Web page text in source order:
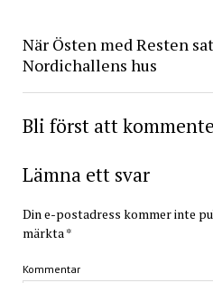
När Östen med Resten
Nordichallens hus
Bli först att
Lämna ett svar
Din e-postadress kommer inte
märkta*
Kommentar